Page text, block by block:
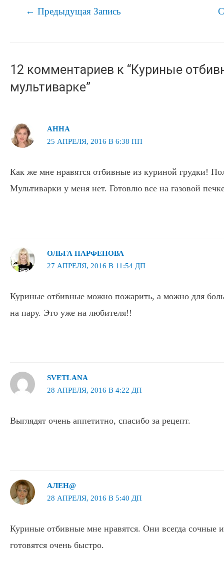
Навигация
← Предыдущая Запись
12 комментариев к “Куриные
мультиварке”
АННА
25 АПРЕЛЯ, 2016 В 6:38 ПП
Как же мне нравятся отбивные из куриной грудки!
Мультиварки у меня нет. Готовлю все на газовой
ОЛЬГА ПАРФЕНОВА
27 АПРЕЛЯ, 2016 В 11:54 ДП
Куриные отбивные можно пожарить, а можно для
на пару. Это уже на любителя!!
SVETLANA
28 АПРЕЛЯ, 2016 В 4:22 ДП
Выглядят очень аппетитно, спасибо за рецепт.
АЛЕН@
28 АПРЕЛЯ, 2016 В 5:40 ДП
Куриные отбивные мне нравятся. Они всегда сочные
готовятся очень быстро.